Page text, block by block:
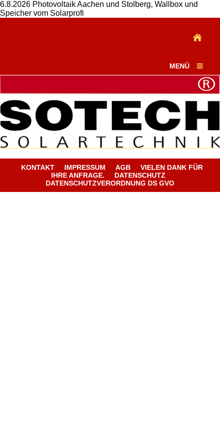
6.8.2026 Photovoltaik Aachen und Stolberg, Wallbox und
Speicher vom Solarprofi
MENÜ
KONTAKT IMPRESSUM AGB
VIELEN DANK FÜR
IHRE ANFRAGE.
DATENSCHUTZ
DATENSCHUTZVERORDNUNG DS GVO